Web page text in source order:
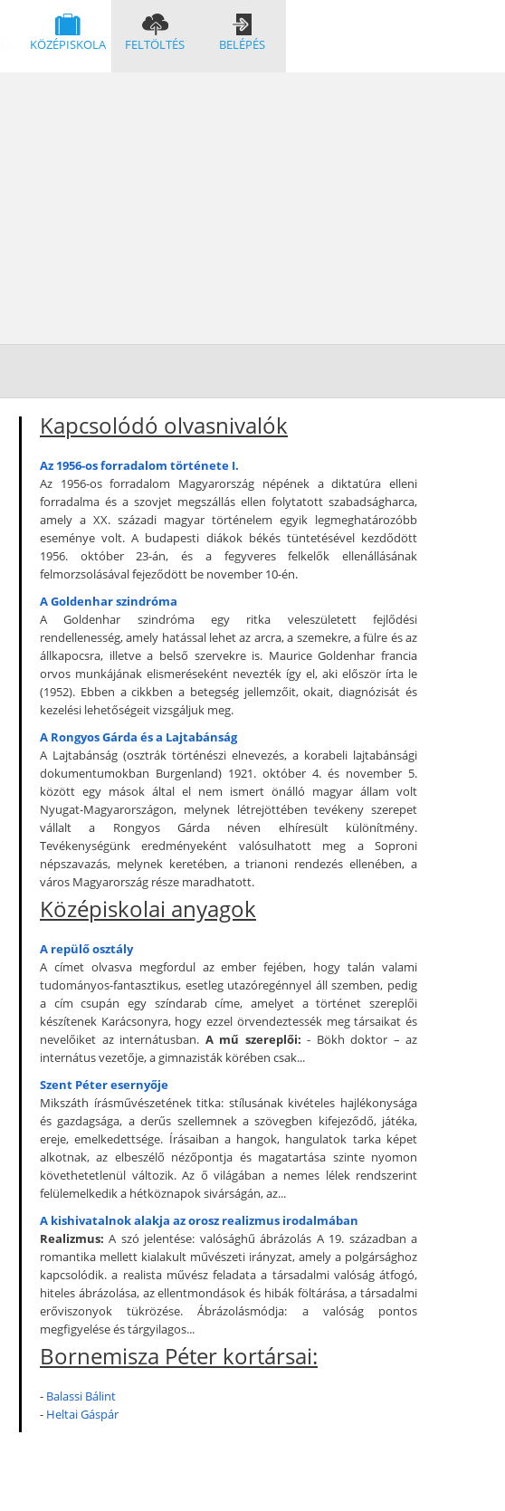
KÖZÉPISKOLA FELTÖLTÉS BELÉPÉS
Kapcsolódó olvasnivalók
Az 1956-os forradalom története I.
Az 1956-os forradalom Magyarország népének a diktatúra elleni
forradalma és a szovjet megszállás ellen folytatott szabadságharca,
amely a XX. századi magyar történelem egyik legmeghatározóbb
eseménye volt. A budapesti diákok békés tüntetésével kezdődött
1956. október 23-án, és a fegyveres felkelők ellenállásának
felmorzsolásával fejeződött be november 10-én.
A Goldenhar szindróma
A Goldenhar szindróma egy ritka veleszületett fejlődési
rendellenesség, amely hatással lehet az arcra, a szemekre, a fülre és az
állkapocsra, illetve a belső szervekre is. Maurice Goldenhar francia
orvos munkájának elismeréseként nevezték így el, aki először írta le
(1952). Ebben a cikkben a betegség jellemzőit, okait, diagnózisát és
kezelési lehetőségeit vizsgáljuk meg.
A Rongyos Gárda és a Lajtabánság
A Lajtabánság (osztrák történészi elnevezés, a korabeli lajtabánsági
dokumentumokban Burgenland) 1921. október 4. és november 5.
között egy mások által el nem ismert önálló magyar állam volt
Nyugat-Magyarországon, melynek létrejöttében tevékeny szerepet
vállalt a Rongyos Gárda néven elhíresült különítmény.
Tevékenységünk eredményeként valósulhatott meg a Soproni
népszavazás, melynek keretében, a trianoni rendezés ellenében, a
város Magyarország része maradhatott.
Középiskolai anyagok
A repülő osztály
A címet olvasva megfordul az ember fejében, hogy talán valami
tudományos-fantasztikus, esetleg utazóregénnyel áll szemben, pedig
a cím csupán egy színdarab címe, amelyet a történet szereplői
készítenek Karácsonyra, hogy ezzel örvendeztessék meg társaikat és
nevelőiket az internátusban. A mű szereplői: - Bökh doktor – az
internátus vezetője, a gimnazisták körében csak...
Szent Péter esernyője
Mikszáth írásművészetének titka: stílusának kivételes hajlékonysága
és gazdagsága, a derűs szellemnek a szövegben kifejeződő, játéka,
ereje, emelkedettsége. Írásaiban a hangok, hangulatok tarka képet
alkotnak, az elbeszélő nézőpontja és magatartása szinte nyomon
követhetetlenül változik. Az ő világában a nemes lélek rendszerint
felülemelkedik a hétköznapok sivárságán, az...
A kishivatalnok alakja az orosz realizmus irodalmában
Realizmus: A szó jelentése: valósághű ábrázolás A 19. században a
romantika mellett kialakult művészeti irányzat, amely a polgársághoz
kapcsolódik. a realista művész feladata a társadalmi valóság átfogó,
hiteles ábrázolása, az ellentmondások és hibák föltárása, a társadalmi
erőviszonyok tükrözése. Ábrázolásmódja: a valóság pontos
megfigyelése és tárgyilagos...
Bornemisza Péter kortársai:
- Balassi Bálint
- Heltai Gáspár